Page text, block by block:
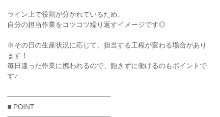
ライン上で役割が分かれているため、
自分の担当作業をコツコツ繰り返すイメージです◎
※その日の生産状況に応じて、担当する工程が変わる場合があり
ます！
毎日違った作業に携われるので、飽きずに働けるのもポイントで
す♪
━━━━━━━━━━━━━━━
■ POINT